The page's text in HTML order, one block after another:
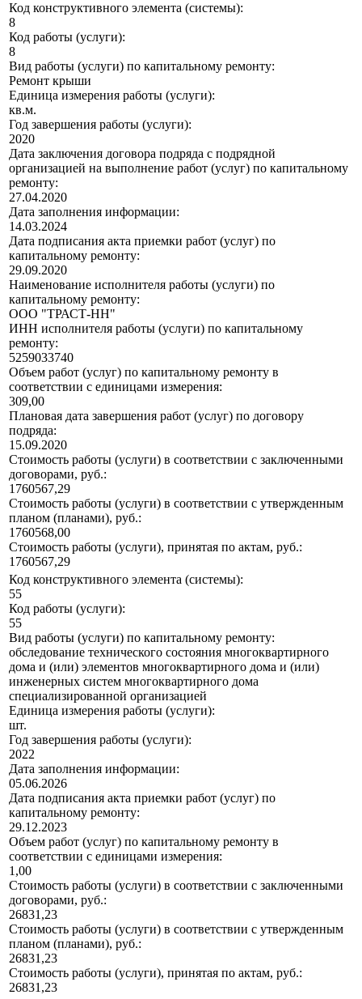
Код конструктивного элемента (системы):
8
Код работы (услуги):
8
Вид работы (услуги) по капитальному ремонту:
Ремонт крыши
Единица измерения работы (услуги):
кв.м.
Год завершения работы (услуги):
2020
Дата заключения договора подряда с подрядной
организацией на выполнение работ (услуг) по капитальному
ремонту:
27.04.2020
Дата заполнения информации:
14.03.2024
Дата подписания акта приемки работ (услуг) по
капитальному ремонту:
29.09.2020
Наименование исполнителя работы (услуги) по
капитальному ремонту:
ООО "ТРАСТ-НН"
ИНН исполнителя работы (услуги) по капитальному
ремонту:
5259033740
Объем работ (услуг) по капитальному ремонту в
соответствии с единицами измерения:
309,00
Плановая дата завершения работ (услуг) по договору
подряда:
15.09.2020
Стоимость работы (услуги) в соответствии с заключенными
договорами, руб.:
1760567,29
Стоимость работы (услуги) в соответствии с утвержденным
планом (планами), руб.:
1760568,00
Стоимость работы (услуги), принятая по актам, руб.:
1760567,29
Код конструктивного элемента (системы):
55
Код работы (услуги):
55
Вид работы (услуги) по капитальному ремонту:
обследование технического состояния многоквартирного
дома и (или) элементов многоквартирного дома и (или)
инженерных систем многоквартирного дома
специализированной организацией
Единица измерения работы (услуги):
шт.
Год завершения работы (услуги):
2022
Дата заполнения информации:
05.06.2026
Дата подписания акта приемки работ (услуг) по
капитальному ремонту:
29.12.2023
Объем работ (услуг) по капитальному ремонту в
соответствии с единицами измерения:
1,00
Стоимость работы (услуги) в соответствии с заключенными
договорами, руб.:
26831,23
Стоимость работы (услуги) в соответствии с утвержденным
планом (планами), руб.:
26831,23
Стоимость работы (услуги), принятая по актам, руб.:
26831,23